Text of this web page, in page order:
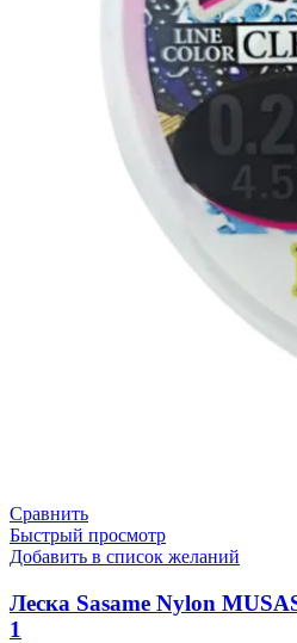
Сравнить
Быстрый просмотр
Добавить в список желаний
Леска Sasame Nylon
1